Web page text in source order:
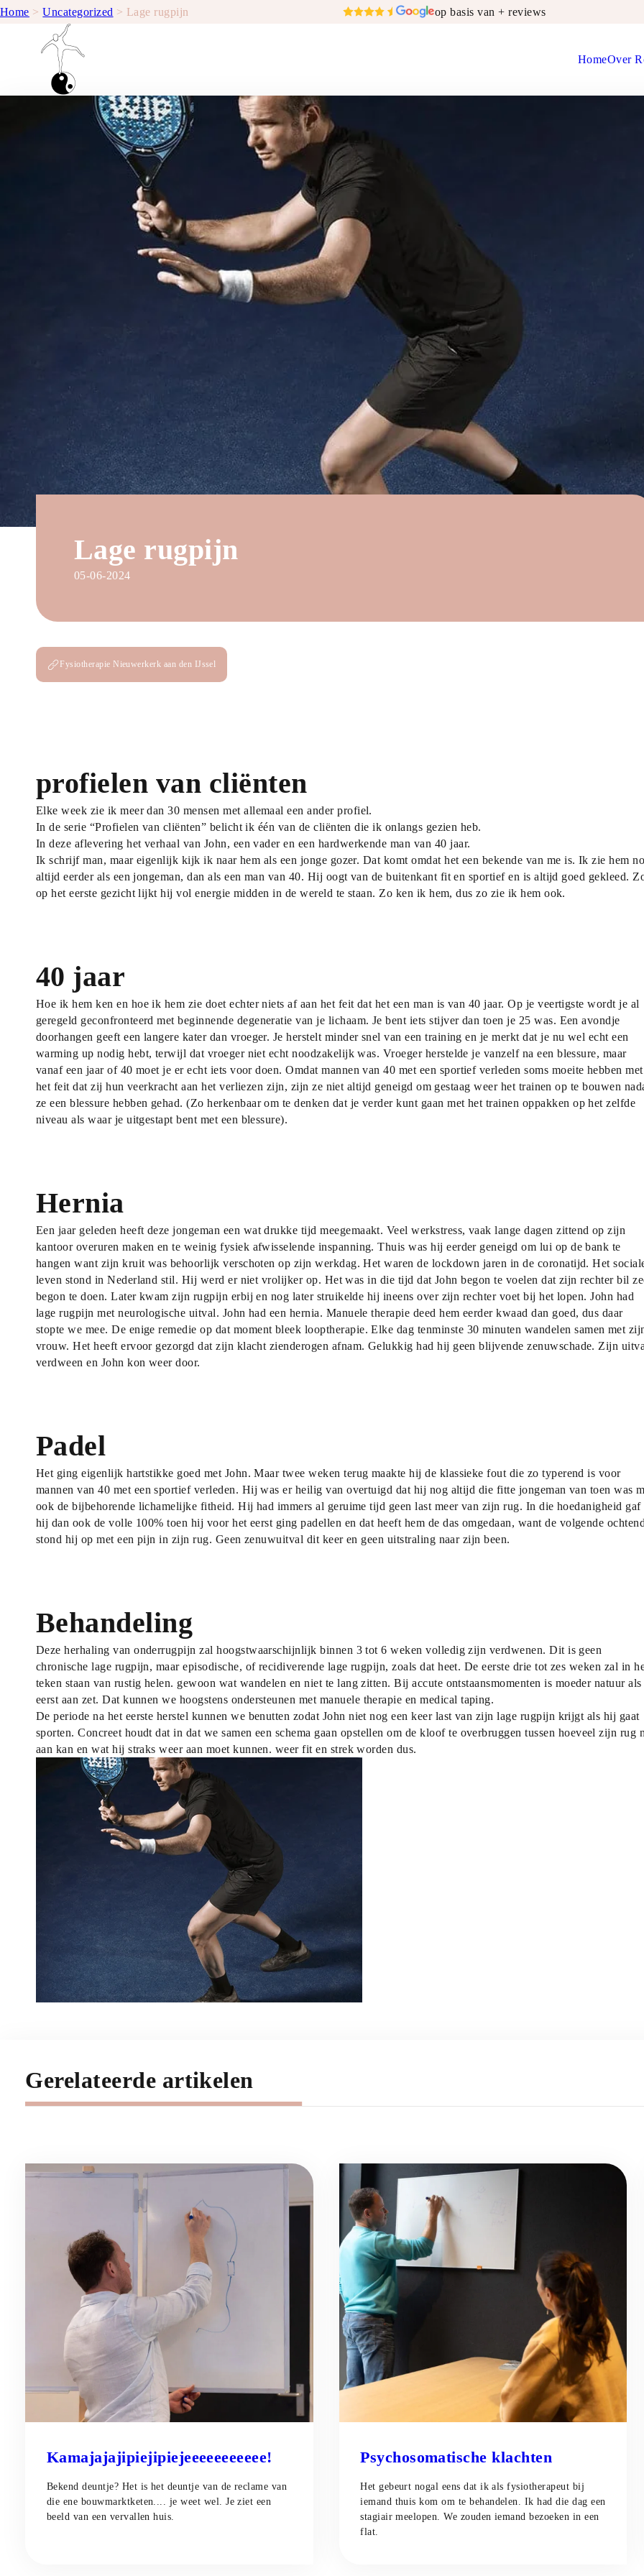
Home >Uncategorized > Lage rugpijn op basis van + reviews
HomeOver
Lage rugpijn
05-06-2024
Fysiotherapie Nieuwerkerk aan den IJssel
profielen van cliënten
Elke week zie ik meer dan 30 mensen met allemaal een ander profiel.
In de serie “Profielen van cliënten” belicht ik één van de cliënten die ik onlangs gezien heb.
In deze aflevering het verhaal van John, een vader en een hardwerkende man van 40 jaar.
Ik schrijf man, maar eigenlijk kijk ik naar hem als een jonge gozer. Dat komt omdat het een bekende van me is. Ik zie hem
altijd eerder als een jongeman, dan als een man van 40. Hij oogt van de buitenkant fit en sportief en is altijd goed gekleed.
op het eerste gezicht lijkt hij vol energie midden in de wereld te staan. Zo ken ik hem, dus zo zie ik hem ook.
40 jaar
Hoe ik hem ken en hoe ik hem zie doet echter niets af aan het feit dat het een man is van 40 jaar. Op je veertigste wordt je al
geregeld geconfronteerd met beginnende degeneratie van je lichaam. Je bent iets stijver dan toen je 25 was. Een avondje
doorhangen geeft een langere kater dan vroeger. Je herstelt minder snel van een training en je merkt dat je nu wel echt een
warming up nodig hebt, terwijl dat vroeger niet echt noodzakelijk was. Vroeger herstelde je vanzelf na een blessure, maar
vanaf een jaar of 40 moet je er echt iets voor doen. Omdat mannen van 40 met een sportief verleden soms moeite hebben met
het feit dat zij hun veerkracht aan het verliezen zijn, zijn ze niet altijd geneigd om gestaag weer het trainen op te bouwen
ze een blessure hebben gehad. (Zo herkenbaar om te denken dat je verder kunt gaan met het trainen oppakken op het zelfde
niveau als waar je uitgestapt bent met een blessure).
Hernia
Een jaar geleden heeft deze jongeman een wat drukke tijd meegemaakt. Veel werkstress, vaak lange dagen zittend op zijn
kantoor overuren maken en te weinig fysiek afwisselende inspanning. Thuis was hij eerder geneigd om lui op de bank te
hangen want zijn kruit was behoorlijk verschoten op zijn werkdag. Het waren de lockdown jaren in de coronatijd. Het
leven stond in Nederland stil. Hij werd er niet vrolijker op. Het was in die tijd dat John begon te voelen dat zijn rechter bil
begon te doen. Later kwam zijn rugpijn erbij en nog later struikelde hij ineens over zijn rechter voet bij het lopen. John had
lage rugpijn met neurologische uitval. John had een hernia. Manuele therapie deed hem eerder kwaad dan goed, dus daar
stopte we mee. De enige remedie op dat moment bleek looptherapie. Elke dag tenminste 30 minuten wandelen samen met
vrouw. Het heeft ervoor gezorgd dat zijn klacht zienderogen afnam. Gelukkig had hij geen blijvende zenuwschade. Zijn
verdween en John kon weer door.
Padel
Het ging eigenlijk hartstikke goed met John. Maar twee weken terug maakte hij de klassieke fout die zo typerend is voor
mannen van 40 met een sportief verleden. Hij was er heilig van overtuigd dat hij nog altijd die fitte jongeman van toen was
ook de bijbehorende lichamelijke fitheid. Hij had immers al geruime tijd geen last meer van zijn rug. In die hoedanigheid gaf
hij dan ook de volle 100% toen hij voor het eerst ging padellen en dat heeft hem de das omgedaan, want de volgende
stond hij op met een pijn in zijn rug. Geen zenuwuitval dit keer en geen uitstraling naar zijn been.
Behandeling
Deze herhaling van onderrugpijn zal hoogstwaarschijnlijk binnen 3 tot 6 weken volledig zijn verdwenen. Dit is geen
chronische lage rugpijn, maar episodische, of recidiverende lage rugpijn, zoals dat heet. De eerste drie tot zes weken zal in
teken staan van rustig helen. gewoon wat wandelen en niet te lang zitten. Bij accute ontstaansmomenten is moeder natuur als
eerst aan zet. Dat kunnen we hoogstens ondersteunen met manuele therapie en medical taping.
De periode na het eerste herstel kunnen we benutten zodat John niet nog een keer last van zijn lage rugpijn krijgt als hij gaat
sporten. Concreet houdt dat in dat we samen een schema gaan opstellen om de kloof te overbruggen tussen hoeveel zijn rug
aan kan en wat hij straks weer aan moet kunnen. weer fit en strek worden dus.
Gerelateerde artikelen
Kamajajajipiejipiejeeeeeeeeeee!
Bekend deuntje? Het is het deuntje van de reclame van
die ene bouwmarktketen.... je weet wel. Je ziet een
beeld van een vervallen huis.
Psychosomatische klachten
Het gebeurt nogal eens dat ik als fysiotherapeut bij
iemand thuis kom om te behandelen. Ik had die dag een
stagiair meelopen. We zouden iemand bezoeken in een
flat.